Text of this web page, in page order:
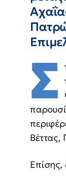
Σ
Βέττας,
Επίσης,